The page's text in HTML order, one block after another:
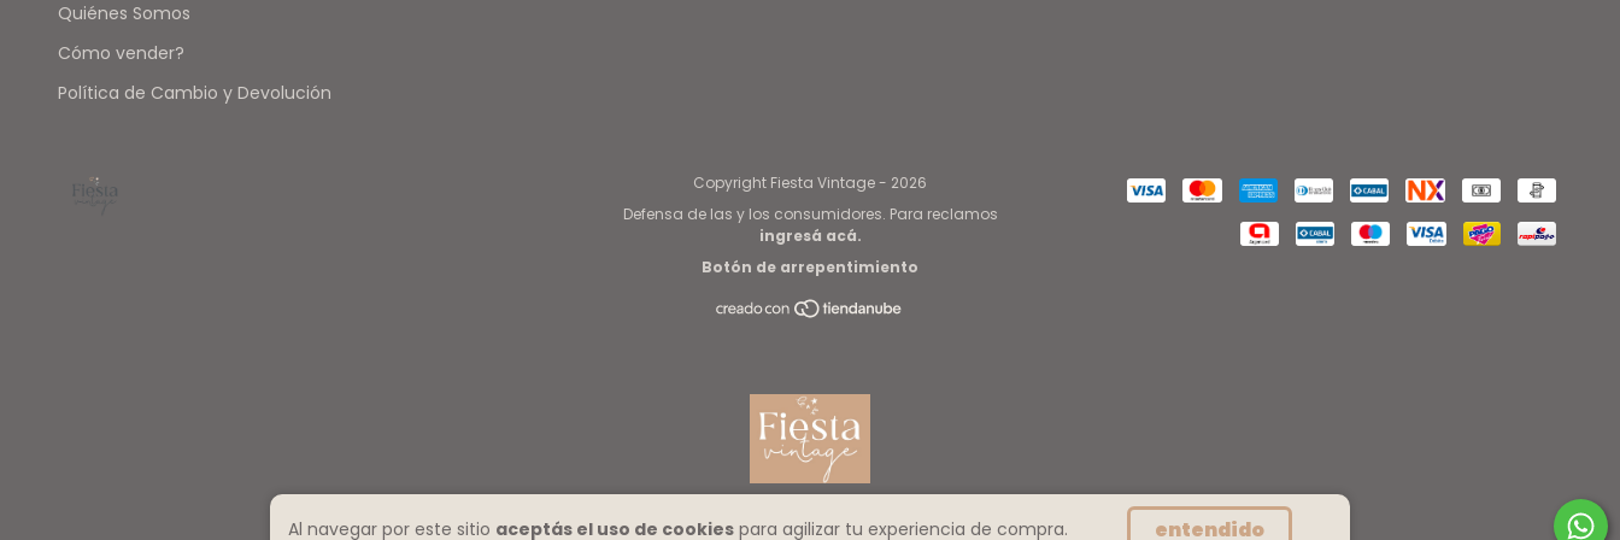
Al navegar por este sitio aceptás el uso de cookies para agilizar tu experiencia de compra. entendido
Quiénes Somos
Cómo vender?
Política de Cambio y Devolución
Copyright Fiesta Vintage - 2026
Defensa de las y los consumidores. Para reclamos
ingresá acá.
Botón de arrepentimiento